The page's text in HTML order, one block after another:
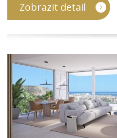
Zobrazit detail